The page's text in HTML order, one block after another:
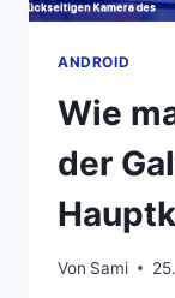
ANDROID
Wie
der
Von Sami